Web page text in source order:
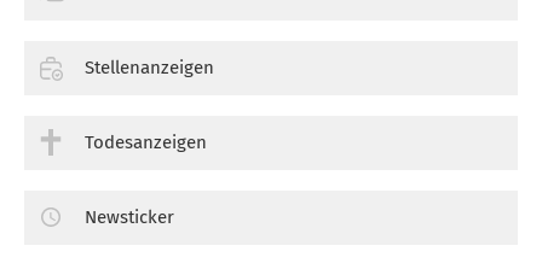
Stellenanzeigen
Todesanzeigen
Newsticker